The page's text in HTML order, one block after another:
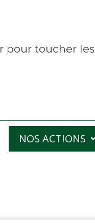
pour toucher les
NOS ACTIONS